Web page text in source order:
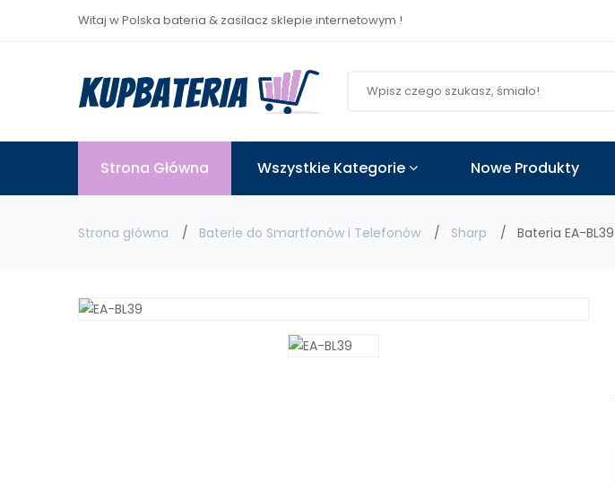
Witaj w Polska bateria & zasilacz sklepie internetowym !
Strona Główna Wszystkie Kategorie Nowe Produkty
Strona główna Baterie do Smartfonów i Telefonów Sharp Bateria EA-BL39